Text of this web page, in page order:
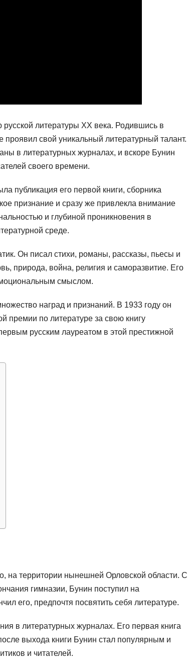
литературы XX века. Родившись в
свой уникальный литературный талант.
в литературных журналах, и вскоре Бунин
своего времени.
публикация его первой книги, сборника
признание и сразу же привлекла внимание
и глубиной проникновения в
среде.
Он писал стихи, романы, рассказы, пьесы и
природа, война, религия и саморазвитие. Его
смыслом.
наград и признаний. В 1933 году он
премии по литературе за свою книгу
русским лауреатом в этой престижной
на территории нынешней Орловской области. С
гимназии, Бунин поступил на
его, предпочтя посвятить себя литературе.
в литературных журналах. Его первая книга
выхода книги Бунин стал популярным и
и читателей.